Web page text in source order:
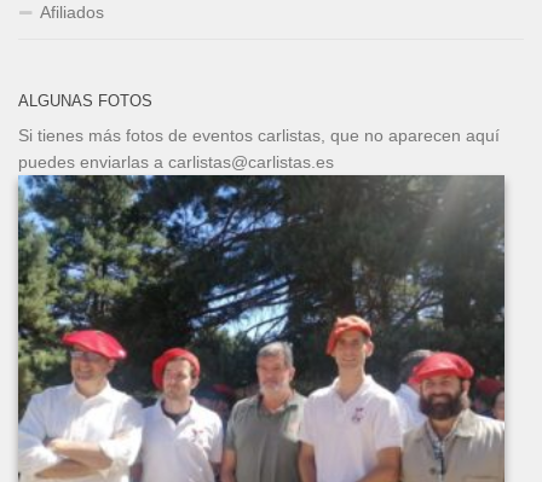
Afiliados
ALGUNAS FOTOS
Si tienes más fotos de eventos carlistas, que no aparecen aquí
puedes enviarlas a carlistas@carlistas.es